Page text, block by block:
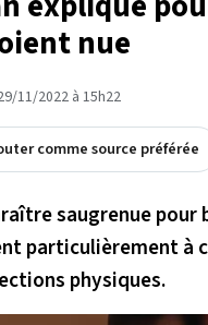
nue
11/2022 à 15h22
comme source préférée
saugrenue
particulièrement à
physiques.